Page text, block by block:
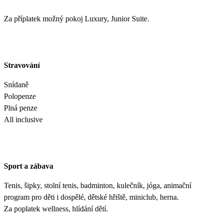
Za příplatek možný pokoj Luxury, Junior Suite.
Stravování
Snídaně
Polopenze
Plná penze
All inclusive
Sport a zábava
Tenis, šipky, stolní tenis, badminton, kulečník, jóga, animační
program pro děti i dospělé, dětské hřiště, miniclub, herna.
Za poplatek wellness, hlídání dětí.